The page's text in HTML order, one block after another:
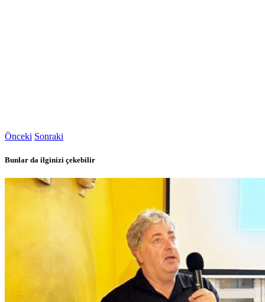
Önceki Sonraki
Bunlar da ilginizi çekebilir